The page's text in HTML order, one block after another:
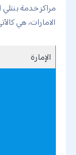
مراكز خدمة
الامارات، هي
الإمارة